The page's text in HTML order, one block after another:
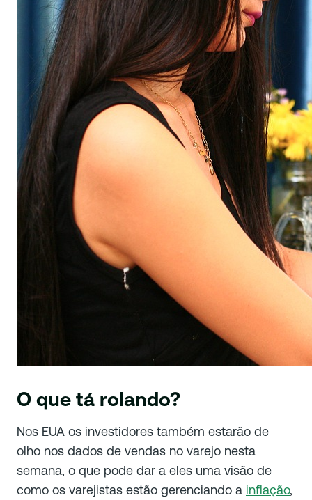
O que tá rolando?
Nos EUA os investidores também estarão de
olho nos dados de vendas no varejo nesta
semana, o que pode dar a eles uma visão de
como os varejistas estão gerenciando a inflação,